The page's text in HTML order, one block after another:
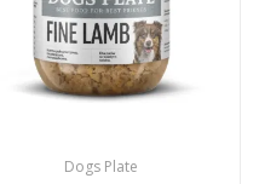
Dogs Plate